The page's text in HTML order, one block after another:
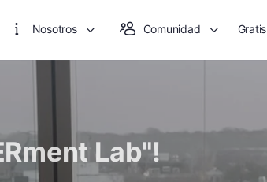
Nosotros Comunidad Gratis
Lab"!